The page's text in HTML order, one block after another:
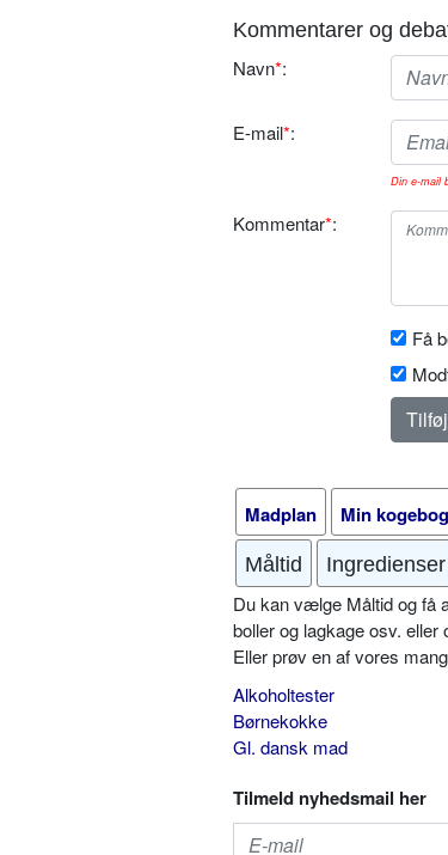
Kommentarer og
Navn*:
E-mail*:
Din e-mail
Kommentar*:
Få
Madplan Min kogebog
Måltid Ingredienser
Du kan vælge Måltid og få
boller og lagkage osv.
Eller prøv en af vores
Alkoholtester
Børnekokke
Gl. dansk mad
Tilmeld nyhedsmail her